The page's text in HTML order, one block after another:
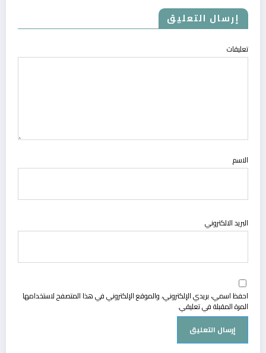
إرسال التعليق
تعليقات
الاسم
البريد الالكتروني
احفظ اسمي، بريدي الإلكتروني، والموقع الإلكتروني في هذا المتصفح لاستخدامها
المرة المقبلة في تعليقي.